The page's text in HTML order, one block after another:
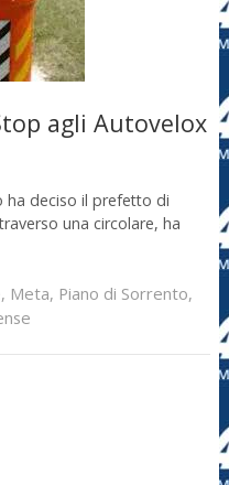
agli Autovelox
ha deciso il prefetto di
una circolare, ha
, Meta, Piano di Sorrento,